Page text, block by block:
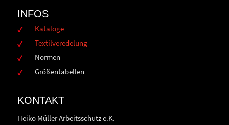
INFOS
Kataloge
Textilveredelung
Normen
Größentabellen
KONTAKT
Heiko Müller Arbeitsschutz e.K.